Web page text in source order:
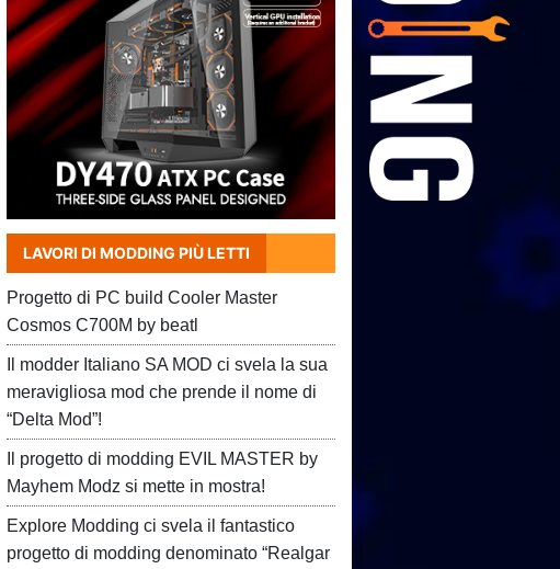
LAVORI DI MODDING PIÙ LETTI
Progetto di PC build Cooler Master
Cosmos C700M by beatl
Il modder Italiano SA MOD ci svela la sua
meravigliosa mod che prende il nome di
“Delta Mod”!
Il progetto di modding EVIL MASTER by
Mayhem Modz si mette in mostra!
Explore Modding ci svela il fantastico
progetto di modding denominato “Realgar